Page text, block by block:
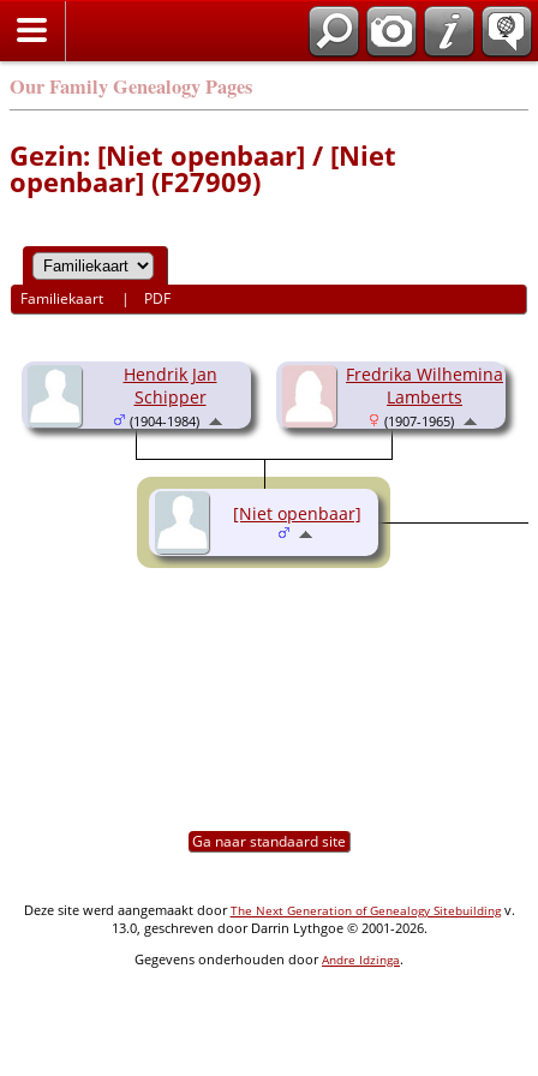
Our Family Genealogy Pages
Gezin: [Niet openbaar] / [Niet
openbaar] (F27909)
Familiekaart | PDF
Hendrik Jan
Schipper
(1904-1984)
Fredrika Wilhemina
Lamberts
(1907-1965)
[Niet openbaar]
Ga naar standaard site
Deze site werd aangemaakt doorThe Next Generation of Genealogy Sitebuildingv.
13.0, geschreven door Darrin Lythgoe © 2001-2026.
Gegevens onderhouden doorAndre Idzinga.